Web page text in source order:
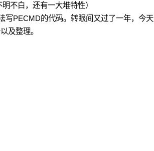
不白，还有一大堆特性）
写PECMD的代码。转眼间又过了一年，今天
及整理。